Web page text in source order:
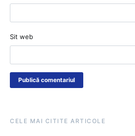
Sit web
CELE MAI CITITE ARTICOLE